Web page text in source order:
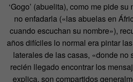
‘Gogo’ (abuelita), como me pide
no enfadarla («las abuelas en
cuando escuchan su nombre»),
años difíciles lo normal era pintar
laterales de las casas, «donde no
recién llegado encontrar los
explica, son compartidos